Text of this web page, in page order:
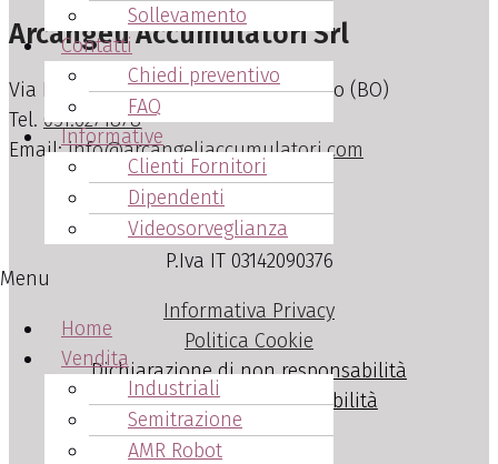
Sollevamento
Contatti
Chiedi preventivo
FAQ
Informative
Clienti Fornitori
Dipendenti
Videosorveglianza
Menu
Home
Vendita
Industriali
Semitrazione
AMR Robot
Arcangeli Accumulatori Srl
Via Nuova, 15 – Cadriano di Granarolo (BO)
Tel. 051.6271878
Email:info@arcangeliaccumulatori.com
Info Legali
P.Iva IT 03142090376
Informativa Privacy
Politica Cookie
Dichiarazione di non responsabilità
Dichiarazione di Accessibilità